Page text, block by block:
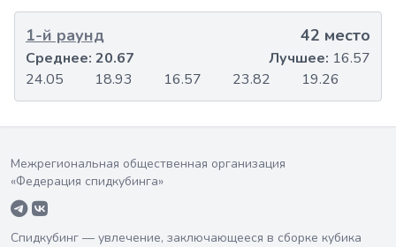
1-й раунд 42 место
24.05 18.93 16.57 23.82 19.26
Среднее: 20.67 Лучшее: 16.57
Межрегиональная общественная организация
«Федерация спидкубинга»
Спидкубинг — увлечение, заключающееся в сборке кубика